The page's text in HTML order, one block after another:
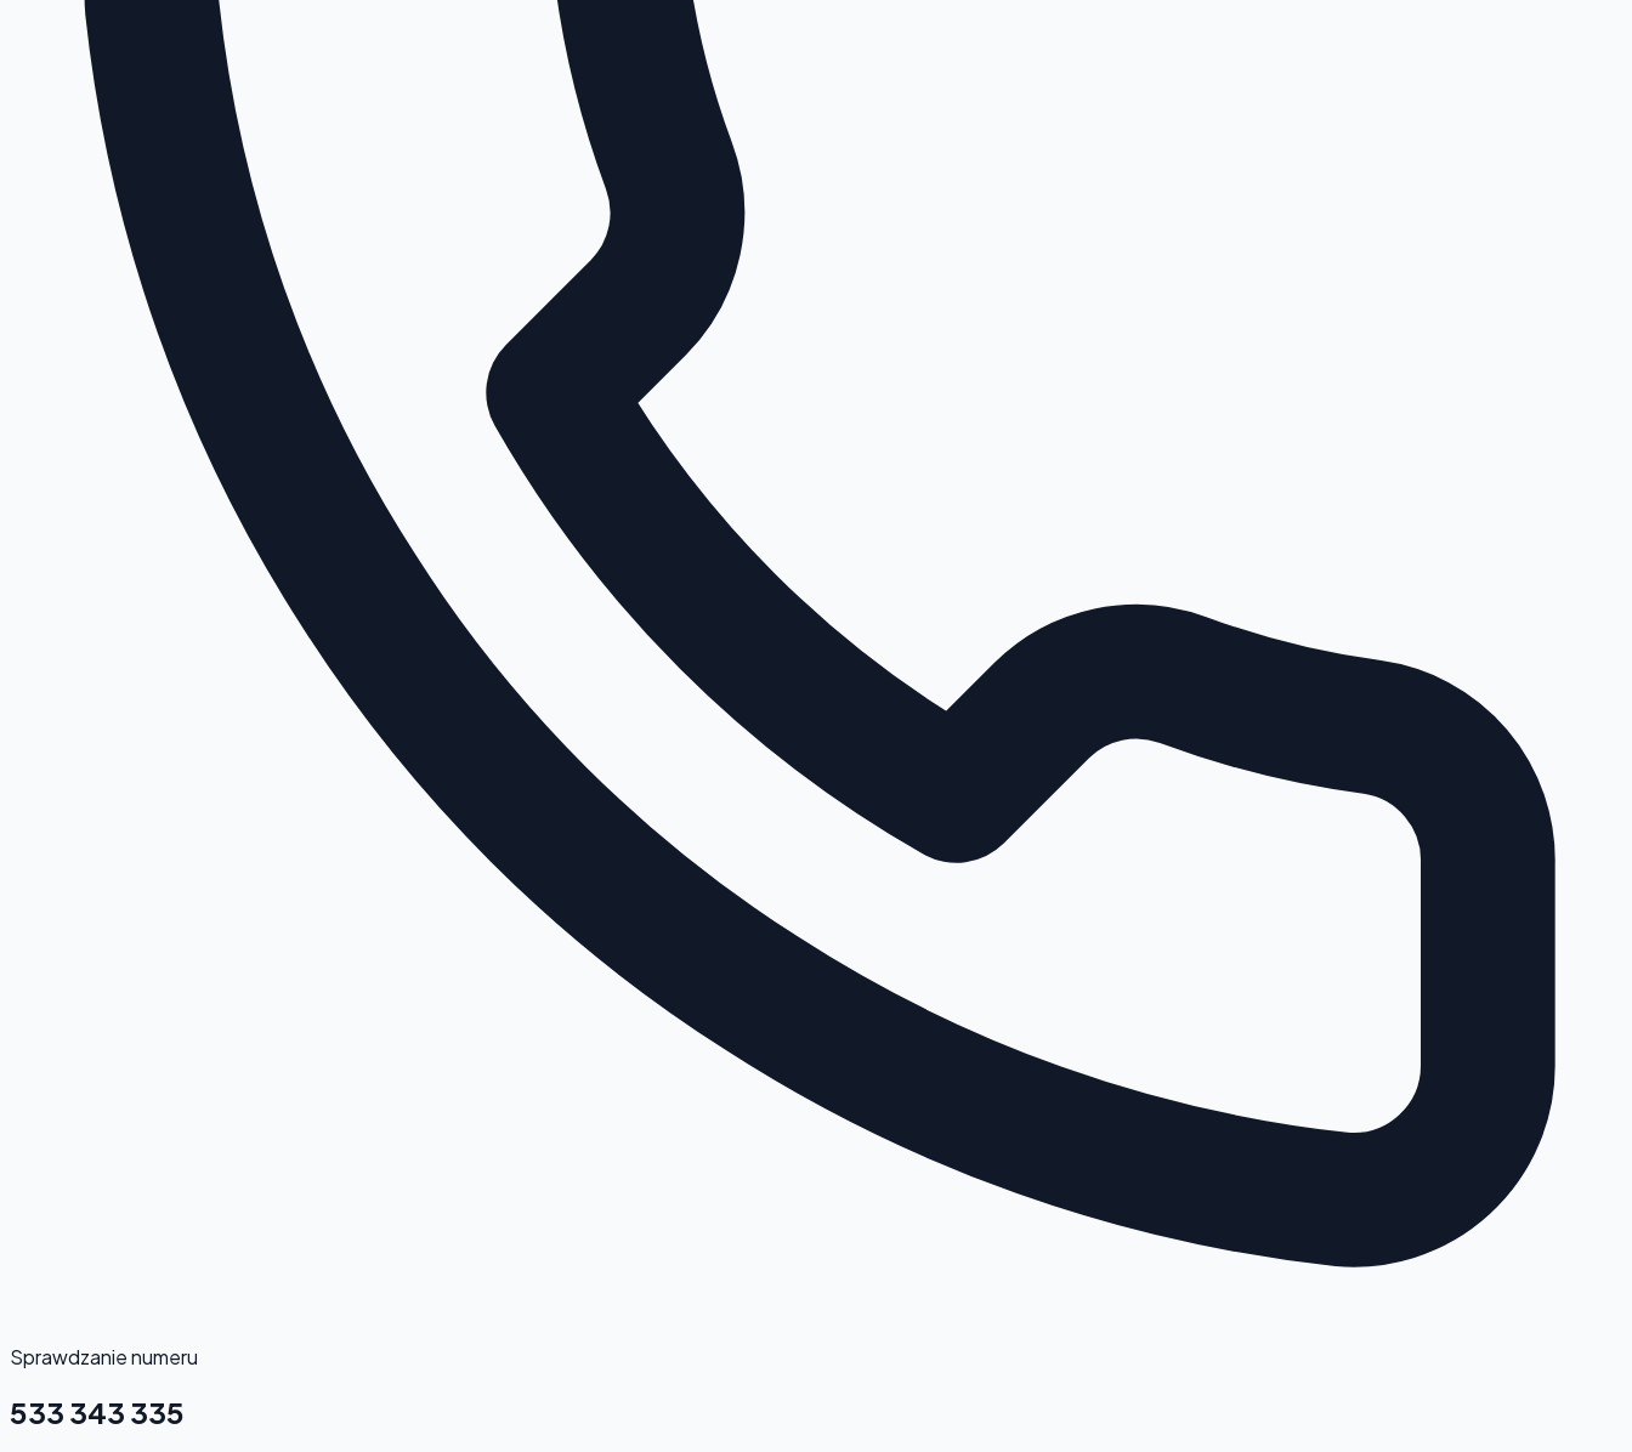
Sprawdzanie numeru
533 343 335